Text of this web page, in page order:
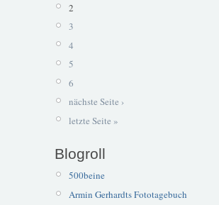
2
3
4
5
6
nächste Seite ›
letzte Seite »
Blogroll
500beine
Armin Gerhardts Fototagebuch